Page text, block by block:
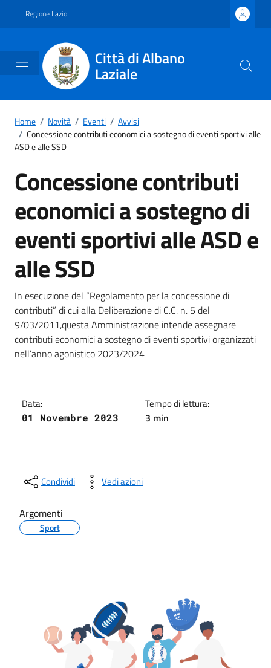
Regione Lazio
Città di Albano
Laziale
Home / Novità / Eventi / Avvisi
/ Concessione contributi economici a sostegno di eventi sportivi alle
ASD e alle SSD
Concessione contributi
economici a sostegno di
eventi sportivi alle ASD e
alle SSD
Dettagli della notizia
In esecuzione del “Regolamento per la concessione di
contributi” di cui alla Deliberazione di C.C. n. 5 del
9/03/2011,questa Amministrazione intende assegnare
contributi economici a sostegno di eventi sportivi organizzati
nell’anno agonistico 2023/2024
Data:
01 Novembre 2023
Tempo di lettura:
3 min
Condividi Vedi azioni
Argomenti
Sport